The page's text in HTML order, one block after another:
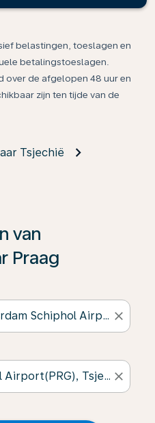
belastingen, toeslagen en
betalingstoeslagen.
over de afgelopen 48 uur en
zijn ten tijde van de
Tsjechië
van
Praag
close
close